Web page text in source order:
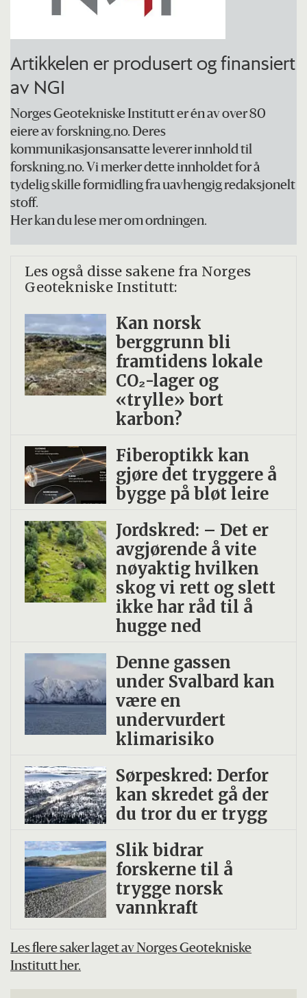
Artikkelen er produsert og finansiert
av NGI
Norges Geotekniske Institutt er én av over 80
eiere av forskning.no. Deres
kommunikasjonsansatte leverer innhold til
forskning.no. Vi merker dette innholdet for å
tydelig skille formidling fra uavhengig redaksjonelt
stoff.
Her kan du lese mer om ordningen.
Les også disse sakene fra Norges
Geotekniske Institutt:
Kan norsk
berggrunn bli
framtidens lokale
CO₂-lager og
«trylle» bort
karbon?
Fiberoptikk kan
gjøre det tryggere å
bygge på bløt leire
Jordskred: – Det er
avgjørende å vite
nøyaktig hvilken
skog vi rett og slett
ikke har råd til å
hugge ned
Denne gassen
under Svalbard kan
være en
undervurdert
klimarisiko
Sørpeskred: Derfor
kan skredet gå der
du tror du er trygg
Slik bidrar
forskerne til å
trygge norsk
vannkraft
Les flere saker laget av Norges Geotekniske
Institutt her.